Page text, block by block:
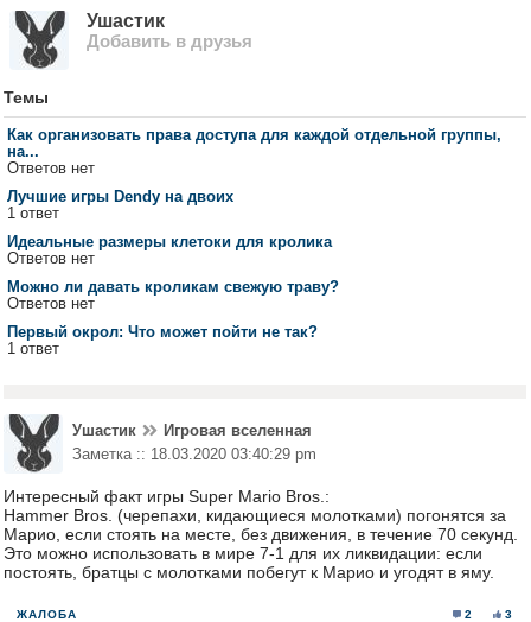
Ушастик
Добавить в друзья
Темы
Как организовать права доступа для каждой отдельной группы,
на...
Ответов нет
Лучшие игры Dendy на двоих
1 ответ
Идеальные размеры клетоки для кролика
Ответов нет
Можно ли давать кроликам свежую траву?
Ответов нет
Первый окрол: Что может пойти не так?
1 ответ
Ушастик
Игровая вселенная
Заметка :: 18.03.2020 03:40:29 pm
Интересный факт игры Super Mario Bros.:
Hammer Bros. (черепахи, кидающиеся молотками) погонятся за
Марио, если стоять на месте, без движения, в течение 70 секунд.
Это можно использовать в мире 7-1 для их ликвидации: если
постоять, братцы с молотками побегут к Марио и угодят в яму.
ЖАЛОБА 2 3